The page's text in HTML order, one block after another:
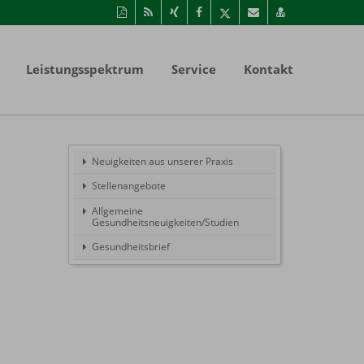
Diese
Seite
drucken
RSS-
Feed
Auf
Xing
Auf
Facebook
Auf
Twitter
Per
Mail
vCard
speichern
Leistungsspektrum Service Kontakt
Neuigkeiten aus unserer Praxis
Stellenangebote
Allgemeine
Gesundheitsneuigkeiten/Studien
Gesundheitsbrief